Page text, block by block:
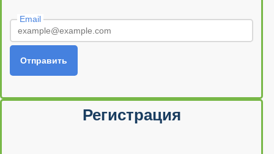
Email
Отправить
Регистрация